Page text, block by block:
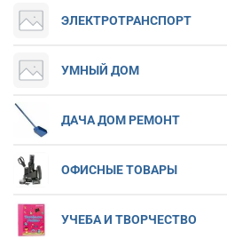
ЭЛЕКТРОТРАНСПОРТ
УМНЫЙ ДОМ
ДАЧА ДОМ РЕМОНТ
ОФИСНЫЕ ТОВАРЫ
УЧЕБА И ТВОРЧЕСТВО